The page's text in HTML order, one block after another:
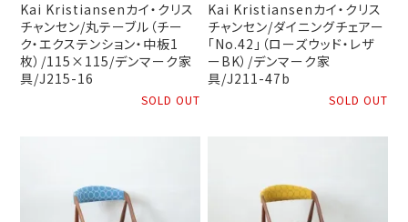
Kai Kristiansenカイ・クリス
チャンセン/丸テーブル（チー
ク・エクステンション・中板1
枚）/115×115/デンマーク家
具/J215-16
SOLD OUT
Kai Kristiansenカイ・クリス
チャンセン/ダイニングチェアー
「No.42」（ローズウッド・レザ
ーBK）/デンマーク家
具/J211-47b
SOLD OUT